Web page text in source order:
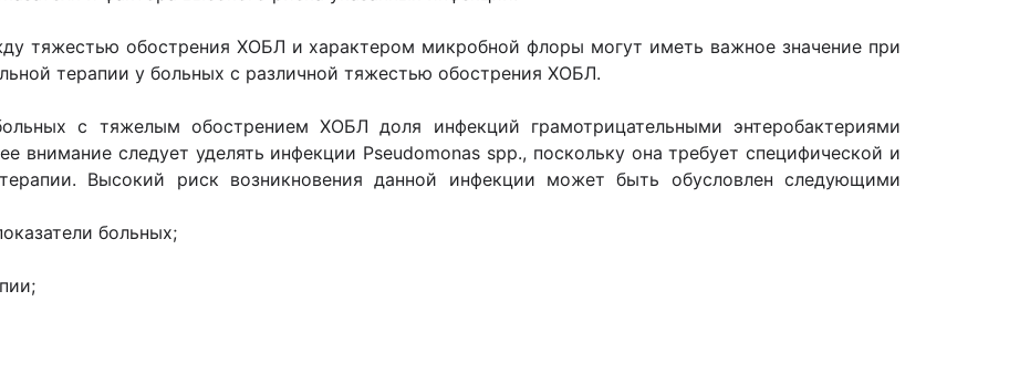
тяжестью обострения ХОБЛ и характером микробной флоры могут иметь важное значение при
терапии у больных с различной тяжестью обострения ХОБЛ.
с тяжелым обострением ХОБЛ доля инфекций грамотрицательными энтеробактериями
внимание следует уделять инфекции Pseudomonas spp., поскольку она требует специфической и
Высокий риск возникновения данной инфекции может быть обусловлен следующими
больных;